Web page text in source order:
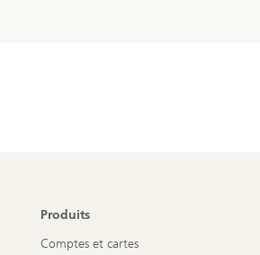
Produits
Comptes et cartes